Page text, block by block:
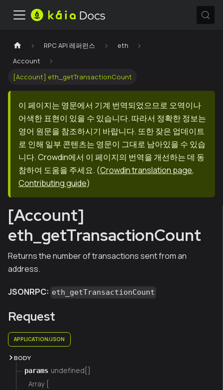
RPC API 레퍼런스
eth
Account
[Account] eth_getTransactionCount
이 페이지는 영문에서 기계 번역되었으므로 오역이나
어색한 표현이 있을 수 있습니다. 따라서 정확한 정보는
영어 원문을 참조하시기 바랍니다. 또한 잦은 업데이트
로 인해 일부 콘텐츠는 영문이 그대로 남아있을 수 있습
니다. Crowdin에서 이 페이지의 번역을 개선하는 데 동
참하여 도움을 주세요. (Crowdin translation page,
Contributing guide)
[Account]
eth_getTransactionCount
Returns the number of transactions sent from an
address.
JSONRPC: eth_getTransactionCount
Request
APPLICATION/JSON
BODY
params undefined[]
Array [